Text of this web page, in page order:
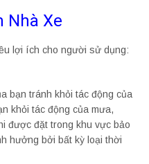
Nhà Xe
lợi ích cho người sử dụng:
bạn tránh khỏi tác động của
khỏi tác động của mưa,
được đặt trong khu vực bảo
hưởng bởi bất kỳ loại thời